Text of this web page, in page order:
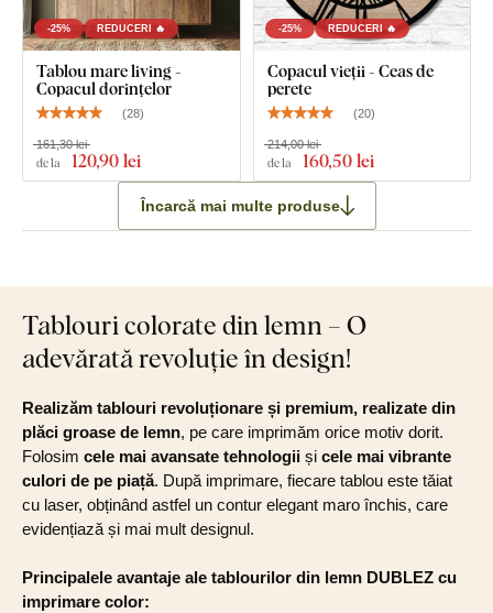
-25% REDUCERI 🔥
Tablou mare living -
Copacul dorințelor
(28)
de la 120,90 lei
161,30 lei
-25% REDUCERI 🔥
Copacul vieții - Ceas de
perete
(20)
de la 160,50 lei
214,00 lei
Încarcă mai multe produse
Tablouri colorate din lemn – O
adevărată revoluție în design!
Realizăm tablouri revoluționare și premium, realizate din
plăci groase de lemn, pe care imprimăm orice motiv dorit.
Folosim cele mai avansate tehnologii și cele mai vibrante
culori de pe piață. După imprimare, fiecare tablou este tăiat
cu laser, obținând astfel un contur elegant maro închis, care
evidențiază și mai mult designul.
Principalele avantaje ale tablourilor din lemn DUBLEZ cu
imprimare color: